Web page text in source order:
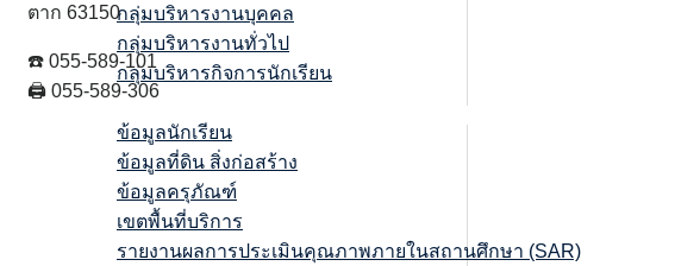
กลุ่มบริหารงานบุคคล
กลุ่มบริหารงานทั่วไป
กลุ่มบริหารกิจการนักเรียน
ข้อมูลสารสนเทศ
ข้อมูลนักเรียน
ข้อมูลที่ดิน สิ่งก่อสร้าง
ข้อมูลครุภัณฑ์
เขตพื้นที่บริการ
รายงานผลการประเมินคุณภาพภายในสถานศึกษา (SAR)
ตาก 63150
☎️ 055-589-101
🖨 055-589-306